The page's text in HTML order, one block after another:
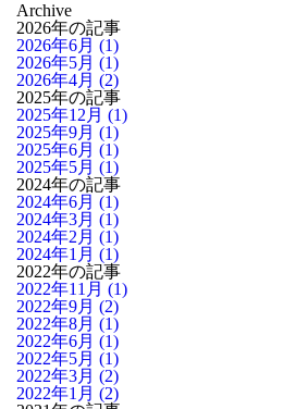
Archive
2026年の記事
2026年6月 (1)
2026年5月 (1)
2026年4月 (2)
2025年の記事
2025年12月 (1)
2025年9月 (1)
2025年6月 (1)
2025年5月 (1)
2024年の記事
2024年6月 (1)
2024年3月 (1)
2024年2月 (1)
2024年1月 (1)
2022年の記事
2022年11月 (1)
2022年9月 (2)
2022年8月 (1)
2022年6月 (1)
2022年5月 (1)
2022年3月 (2)
2022年1月 (2)